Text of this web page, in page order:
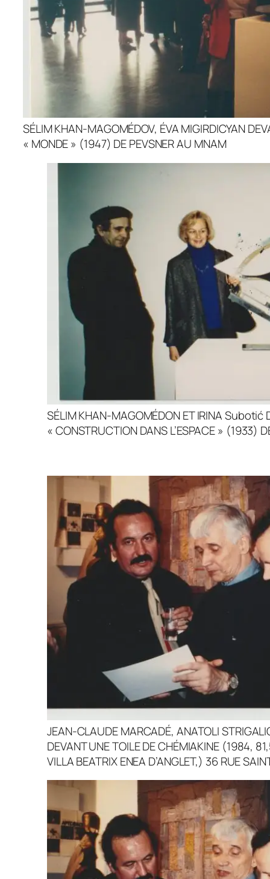
SÉLIM KHAN-MAGOMÉDOV, ÉVA MIGIRDICYAN
« MONDE » (1947) DE PEVSNER AU MNAM
SÉLIM KHAN-MAGOMÉDON ET IRINA Subotić
« CONSTRUCTION DANS L’ESPACE » (1933)
JEAN-CLAUDE MARCADÉ, ANATOLI
DEVANT UNE TOILE DE CHÉMIAKINE (1984,
VILLA BEATRIX ENEA D’ANGLET,) 36 RUE